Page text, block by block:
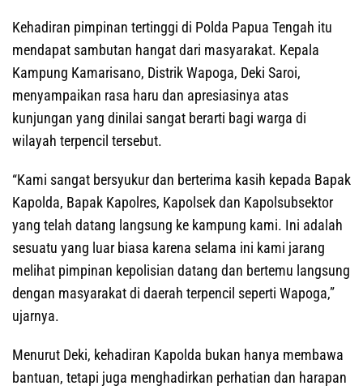
Kehadiran pimpinan tertinggi di Polda Papua Tengah itu
mendapat sambutan hangat dari masyarakat. Kepala
Kampung Kamarisano, Distrik Wapoga, Deki Saroi,
menyampaikan rasa haru dan apresiasinya atas
kunjungan yang dinilai sangat berarti bagi warga di
wilayah terpencil tersebut.
“Kami sangat bersyukur dan berterima kasih kepada Bapak
Kapolda, Bapak Kapolres, Kapolsek dan Kapolsubsektor
yang telah datang langsung ke kampung kami. Ini adalah
sesuatu yang luar biasa karena selama ini kami jarang
melihat pimpinan kepolisian datang dan bertemu langsung
dengan masyarakat di daerah terpencil seperti Wapoga,”
ujarnya.
Menurut Deki, kehadiran Kapolda bukan hanya membawa
bantuan, tetapi juga menghadirkan perhatian dan harapan